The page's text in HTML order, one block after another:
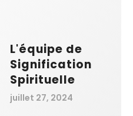
L'équipe de
Signification
Spirituelle
juillet 27, 2024